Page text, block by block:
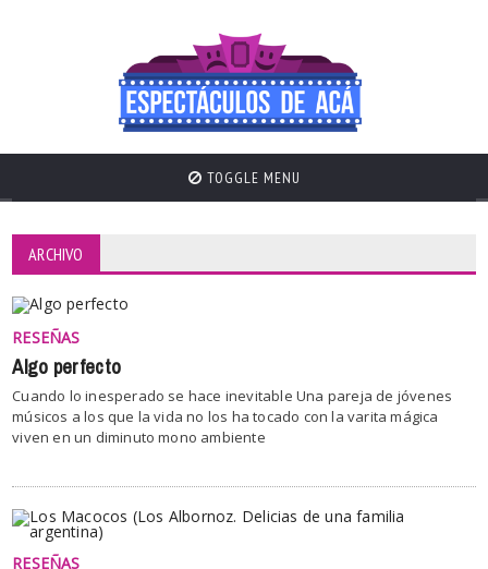
TOGGLE MENU
ARCHIVO
RESEÑAS
Algo perfecto
Cuando lo inesperado se hace inevitable Una pareja de jóvenes
músicos a los que la vida no los ha tocado con la varita mágica
viven en un diminuto mono ambiente
RESEÑAS